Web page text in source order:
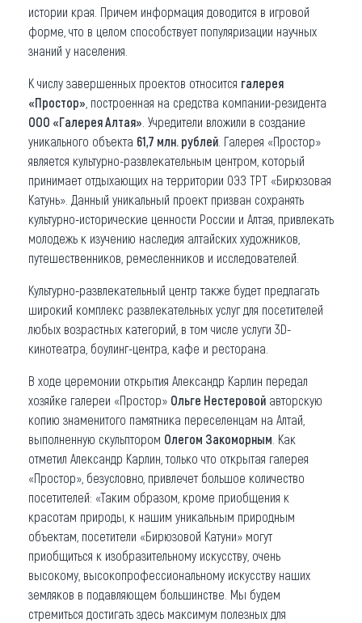
истории края. Причем информация доводится в игровой
форме, что в целом способствует популяризации научных
знаний у населения.
К числу завершенных проектов относится галерея
«Простор» , построенная на средства компании-резидента
ООО «Галерея Алтая» . Учредители вложили в создание
уникального объекта 61,7 млн. рублей . Галерея «Простор»
является культурно-развлекательным центром, который
принимает отдыхающих на территории ОЭЗ ТРТ «Бирюзовая
Катунь». Данный уникальный проект призван сохранять
культурно-исторические ценности России и Алтая, привлекать
молодежь к изучению наследия алтайских художников,
путешественников, ремесленников и исследователей.
Культурно-развлекательный центр также будет предлагать
широкий комплекс развлекательных услуг для посетителей
любых возрастных категорий, в том числе услуги 3D-
кинотеатра, боулинг-центра, кафе и ресторана.
В ходе церемонии открытия Александр Карлин передал
хозяйке галереи «Простор» Ольге Нестеровой авторскую
копию знаменитого памятника переселенцам на Алтай,
выполненную скульптором Олегом Закоморным . Как
отметил Александр Карлин, только что открытая галерея
«Простор», безусловно, привлечет большое количество
посетителей: «Таким образом, кроме приобщения к
красотам природы, к нашим уникальным природным
объектам, посетители «Бирюзовой Катуни» могут
приобщиться к изобразительному искусству, очень
высокому, высокопрофессиональному искусству наших
земляков в подавляющем большинстве. Мы будем
стремиться достигать здесь максимум полезных для